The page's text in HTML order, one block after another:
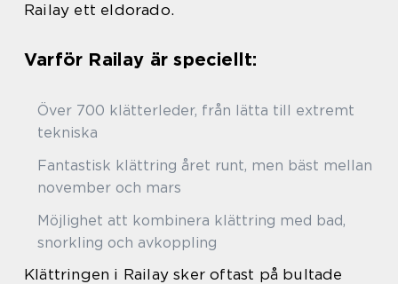
Railay ett eldorado.
Varför Railay är speciellt:
Över 700 klätterleder, från lätta till extremt
tekniska
Fantastisk klättring året runt, men bäst mellan
november och mars
Möjlighet att kombinera klättring med bad,
snorkling och avkoppling
Klättringen i Railay sker oftast på bultade